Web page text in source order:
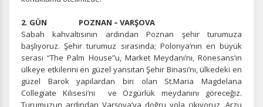
2. GÜN POZNAN – VARŞOVA
Sabah kahvaltısının ardından Poznan şehir turumuza
başlıyoruz. Şehir turumuz sırasında; Polonya’nın en büyük
serası “The Palm House”u, Market Meydanı’nı, Rönesans’ın
ülkeye etkilerini en güzel yansıtan Şehir Binası’nı, ülkedeki en
güzel Barok yapılardan biri olan St.Maria Magdelana
Collegiate Kilisesi’ni ve Özgürlük meydanını göreceğiz.
Turumuzun ardından Varşova’ya doğru yola çıkıyoruz. Arzu